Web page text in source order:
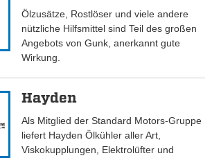
Ölzusätze, Rostlöser und viele andere
nützliche Hilfsmittel sind Teil des großen
Angebots von Gunk, anerkannt gute
Wirkung.
Hayden
Als Mitglied der Standard Motors-Gruppe
liefert Hayden Ölkühler aller Art,
Viskokupplungen, Elektrolüfter und